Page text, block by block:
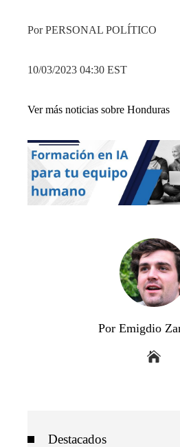
Por PERSONAL POLÍTICO
10/03/2023 04:30 EST
Ver más noticias sobre Honduras
Por Emigdio
Destacados